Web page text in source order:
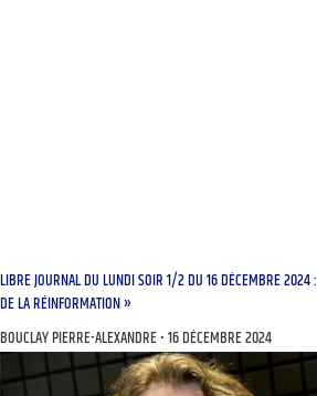
LIBRE JOURNAL DU LUNDI SOIR 1/2 DU 16 DÉCEMBRE 2024
DE LA RÉINFORMATION »
BOUCLAY PIERRE-ALEXANDRE 16 DÉCEMBRE 2024